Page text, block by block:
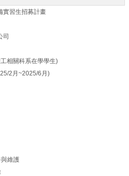
實習生招募計畫
司
相關科系在學學生)
2月~2025/6月)
維護